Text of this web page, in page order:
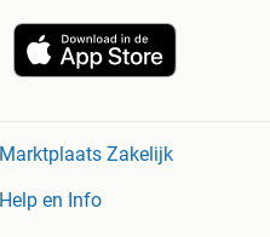
Marktplaats Zakelijk
Help en Info